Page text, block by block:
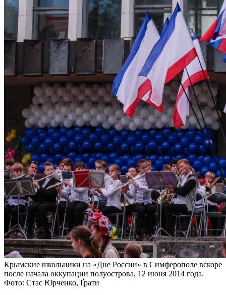
Крымские школьники на «Дне России» в Симферополе вскоре
после начала оккупации полуострова, 12 июня 2014 года.
Фото: Стас Юрченко, Ґрати